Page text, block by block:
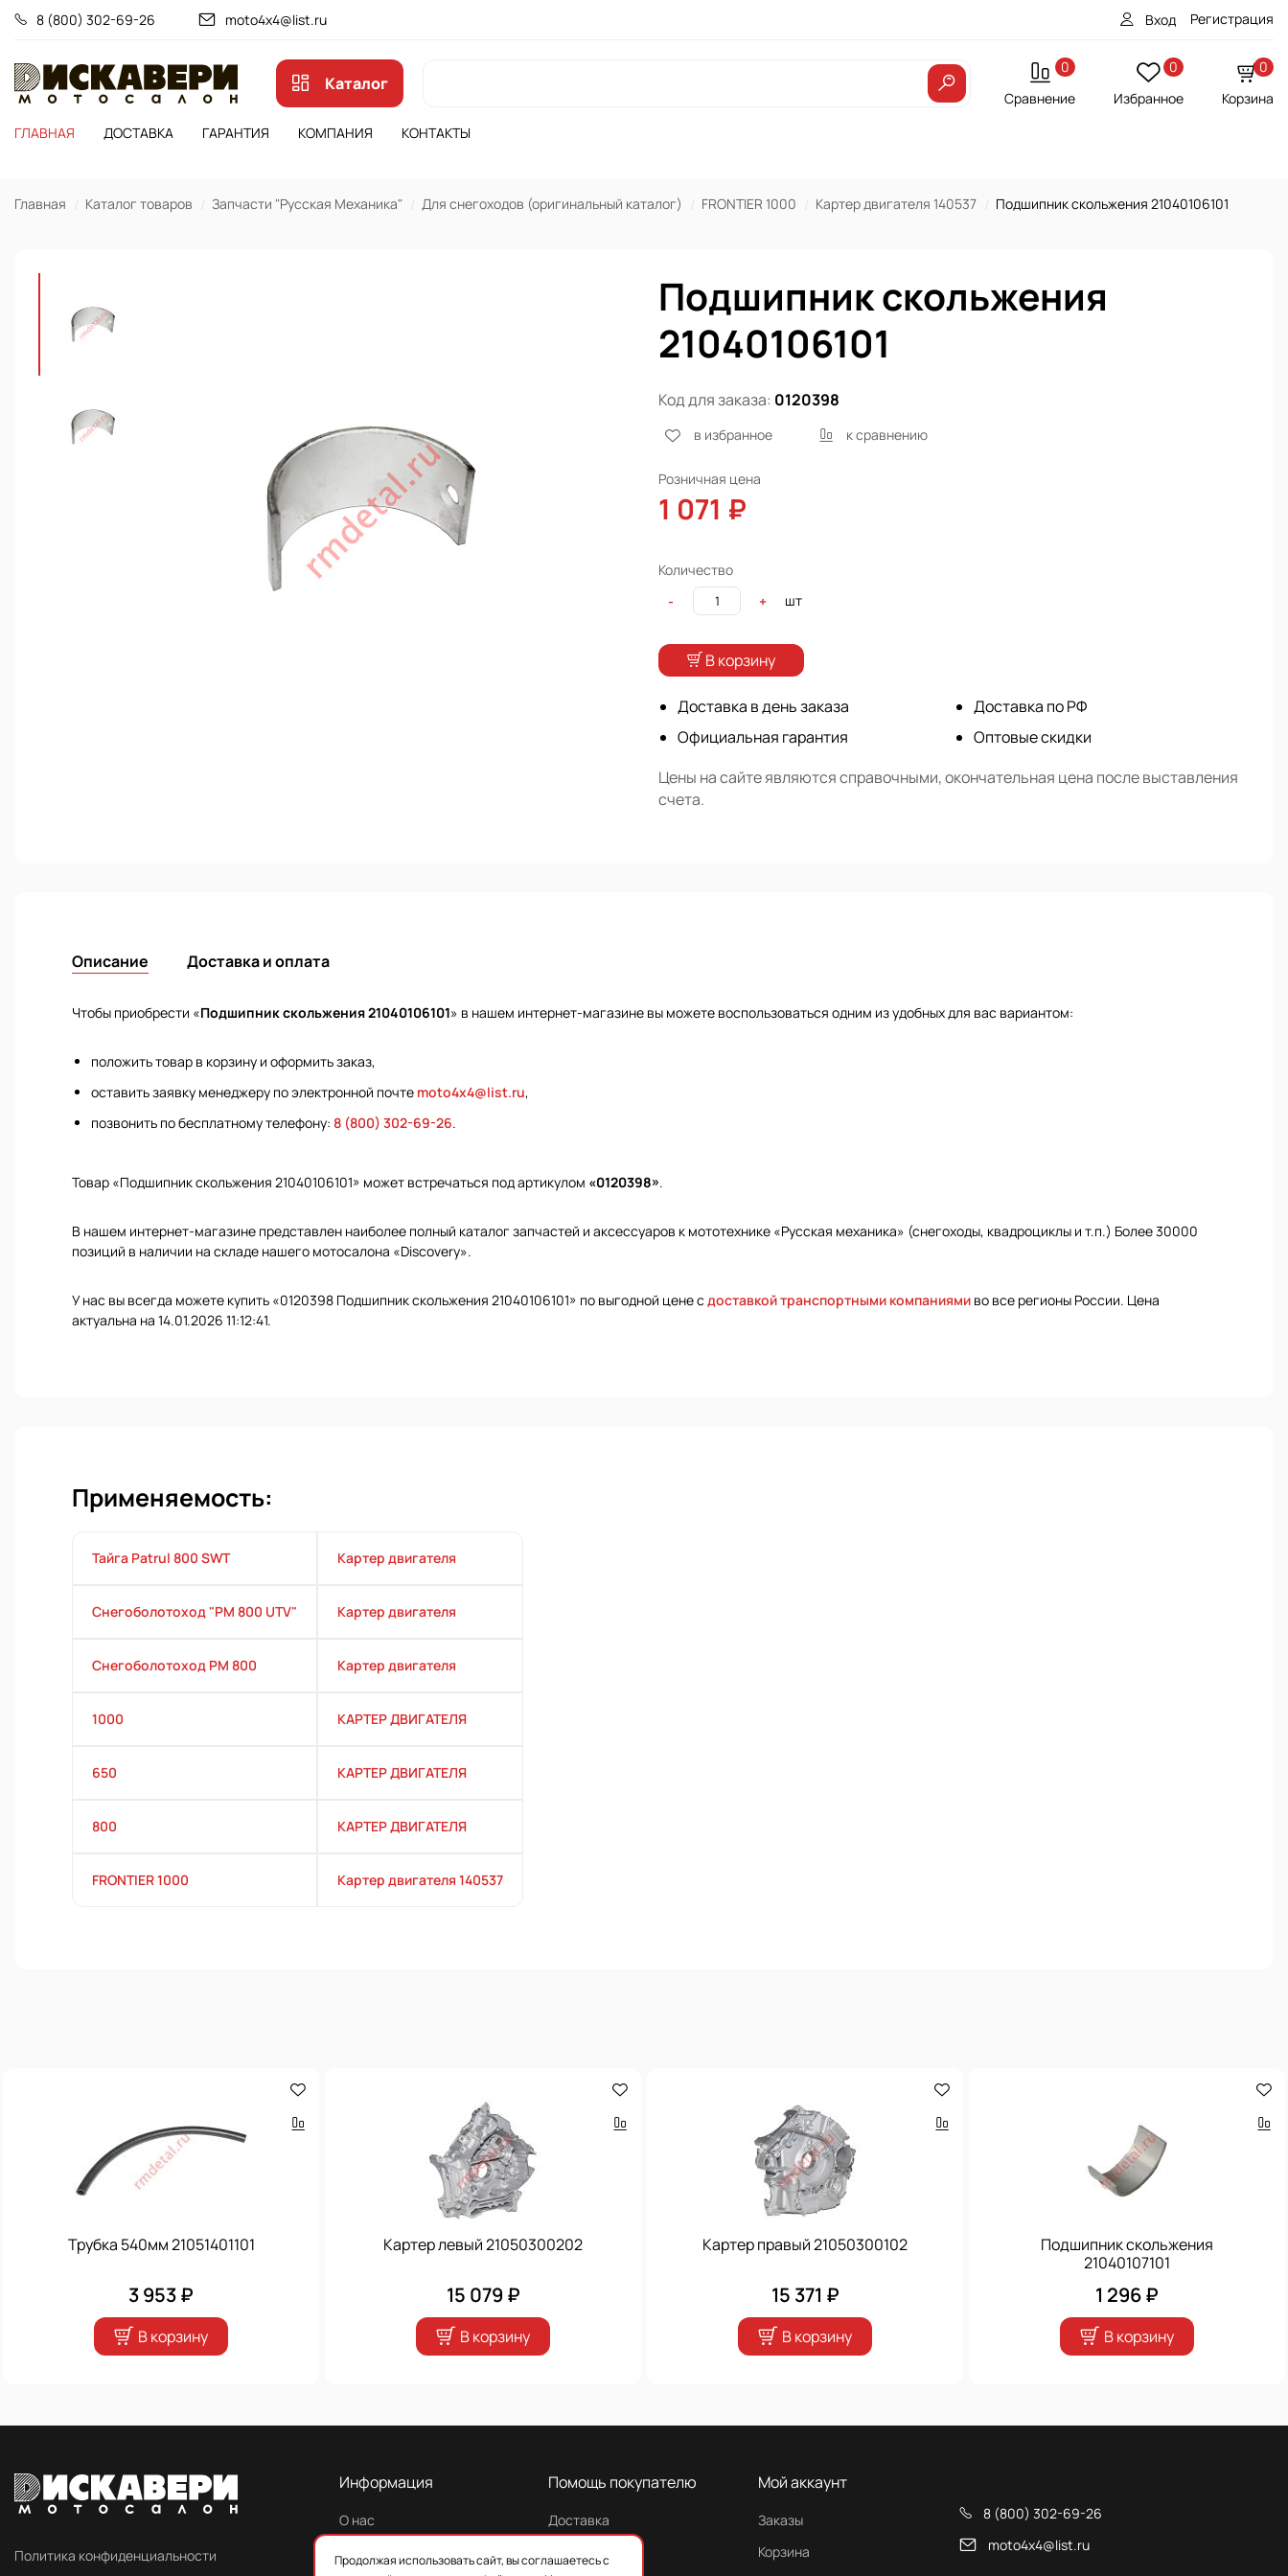
8 (800) 302-69-26 moto4x4@list.ru Вход Регистрация
Каталог
0
Сравнение
0
Избранное
0
Корзина
ГЛАВНАЯ
ДОСТАВКА ГАРАНТИЯ КОМПАНИЯ КОНТАКТЫ
Главная Каталог товаров Запчасти "Русская Механика" Для снегоходов (оригинальный каталог) FRONTIER 1000 Картер двигателя 140537 Подшипник скольжения 21040106101
Подшипник скольжения
21040106101
Код для заказа: 0120398
в избранное к сравнению
Розничная цена
1 071 ₽
Количество
-
+ шт
В корзину
Доставка в день заказа
Официальная гарантия
Доставка по РФ
Оптовые скидки
Цены на сайте являются справочными, окончательная цена после выставления
счета.
Описание Доставка и оплата
Чтобы приобрести «Подшипник скольжения 21040106101» в нашем интернет-магазине вы можете воспользоваться одним из удобных для вас вариантом:
положить товар в корзину и оформить заказ,
оставить заявку менеджеру по электронной почте moto4x4@list.ru,
позвонить по бесплатному телефону: 8 (800) 302-69-26.
Товар «Подшипник скольжения 21040106101» может встречаться под артикулом «0120398».
В нашем интернет-магазине представлен наиболее полный каталог запчастей и аксессуаров к мототехнике «Русская механика» (снегоходы, квадроциклы и т.п.) Более 30000
позиций в наличии на складе нашего мотосалона «Discovery».
У нас вы всегда можете купить «0120398 Подшипник скольжения 21040106101» по выгодной цене с доставкой транспортными компаниями во все регионы России. Цена
актуальна на 14.01.2026 11:12:41.
Применяемость:
Тайга Patrul 800 SWT Картер двигателя
Снегоболотоход "РМ 800 UTV" Картер двигателя
Снегоболотоход РМ 800 Картер двигателя
1000 КАРТЕР ДВИГАТЕЛЯ
650 КАРТЕР ДВИГАТЕЛЯ
800 КАРТЕР ДВИГАТЕЛЯ
FRONTIER 1000 Картер двигателя 140537
Трубка 540мм 21051401101
3 953 ₽
В корзину
Картер левый 21050300202
15 079 ₽
В корзину
Картер правый 21050300102
15 371 ₽
В корзину
Подшипник скольжения
21040107101
1 296 ₽
В корзину
Политика конфиденциальности
Информация
О нас
Контакты
Помощь покупателю
Доставка
Мой аккаунт
Заказы
Корзина
8 (800) 302-69-26
moto4x4@list.ru
Продолжая использовать сайт, вы соглашаетесь с